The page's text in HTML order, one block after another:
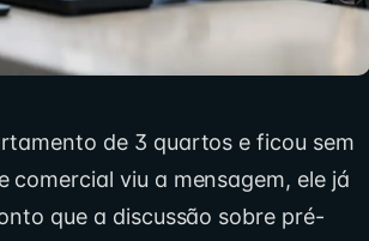
de 3 quartos e ficou sem
comercial viu a mensagem, ele já
que a discussão sobre pré-